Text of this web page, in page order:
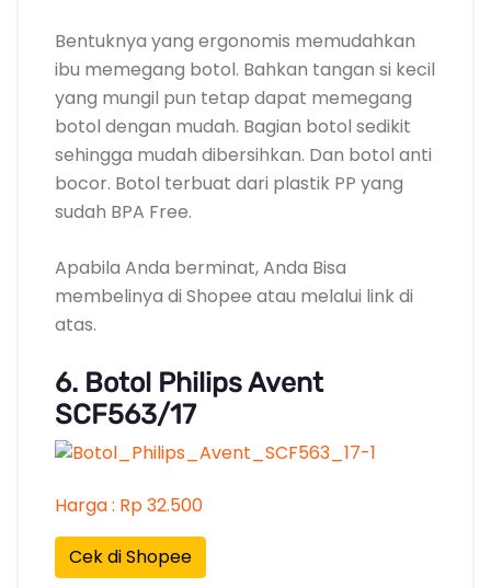
Bentuknya yang ergonomis memudahkan
ibu memegang botol. Bahkan tangan si kecil
yang mungil pun tetap dapat memegang
botol dengan mudah. Bagian botol sedikit
sehingga mudah dibersihkan. Dan botol anti
bocor. Botol terbuat dari plastik PP yang
sudah BPA Free.
Apabila Anda berminat, Anda Bisa
membelinya di Shopee atau melalui link di
atas.
6. Botol Philips Avent
SCF563/17
Harga : Rp 32.500
Cek di Shopee